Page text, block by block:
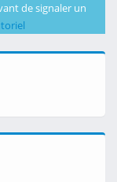
de signaler un